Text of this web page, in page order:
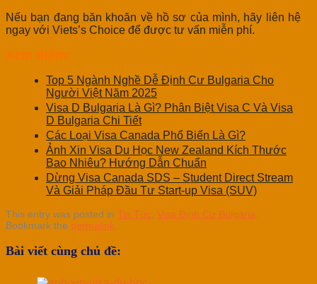
Nếu bạn đang băn khoăn về hồ sơ của mình, hãy liên hệ
ngay với Viets’s Choice để được tư vấn miễn phí.
Xem thêm:
Top 5 Ngành Nghề Dễ Định Cư Bulgaria Cho
Người Việt Năm 2025
Visa D Bulgaria Là Gì? Phân Biệt Visa C Và Visa
D Bulgaria Chi Tiết
Các Loại Visa Canada Phổ Biến Là Gì?
Ảnh Xin Visa Du Học New Zealand Kích Thước
Bao Nhiêu? Hướng Dẫn Chuẩn
Dừng Visa Canada SDS – Student Direct Stream
Và Giải Pháp Đầu Tư Start-up Visa (SUV)
This entry was posted in Tin Tức Visa Định Cư Bulgaria
Bookmark the permalink
Bài viết cùng chủ đề: